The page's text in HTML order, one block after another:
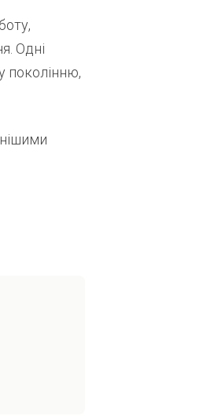
Одні
поколінню,